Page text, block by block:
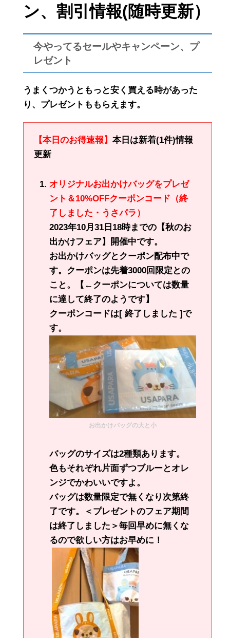
ン、割引情報(随時更新）
今やってるセールやキャンペーン、プ
レゼント
うまくつかうともっと安く買える時があった
り、プレゼントももらえます。
【本日のお得速報】 本日は新着(1件)情報
更新
オリジナルお出かけバッグをプレゼ
ント＆10%OFFクーポンコード（終
了しました・うさパラ）
2023年10月31日18時までの【秋のお
出かけフェア】開催中です。
お出かけバッグとクーポン配布中で
す。クーポンは先着3000回限定との
こと。【←クーポンについては数量
に達して終了のようです】
クーポンコードは[ 終了しました ]で
す。
お出かけバッグの大と小
バッグのサイズは2種類あります。
色もそれぞれ片面ずつブルーとオレ
ンジでかわいいですよ。
バッグは数量限定で無くなり次第終
了です。＜プレゼントのフェア期間
は終了しました＞毎回早めに無くな
るので欲しい方はお早めに！